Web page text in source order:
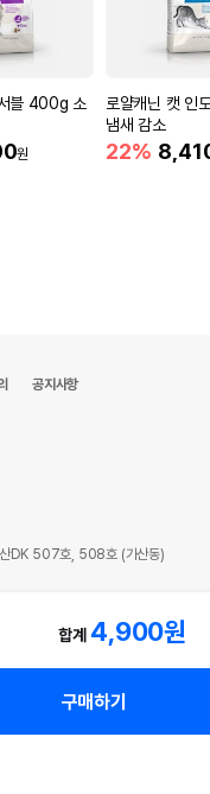
블 400g 소
원
로얄캐닌 캣 인
냄새 감소
22%
합계 4,900원
구매하기
공지사항
산DK 507호, 508호 (가산동)